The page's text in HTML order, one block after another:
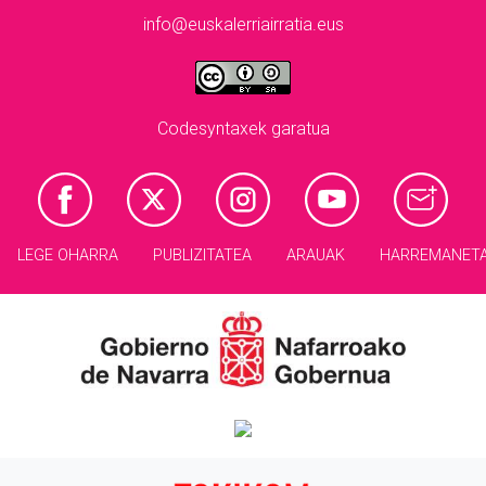
info@euskalerriairratia.eus
Codesyntaxek garatua
LEGE OHARRA PUBLIZITATEA ARAUAK